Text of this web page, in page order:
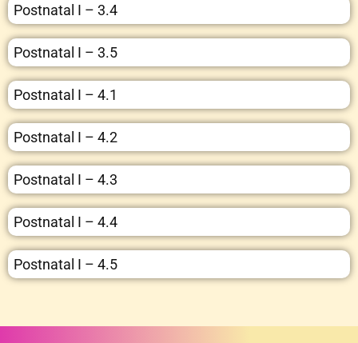
Postnatal I – 3.4
Postnatal I – 3.5
Postnatal I – 4.1
Postnatal I – 4.2
Postnatal I – 4.3
Postnatal I – 4.4
Postnatal I – 4.5